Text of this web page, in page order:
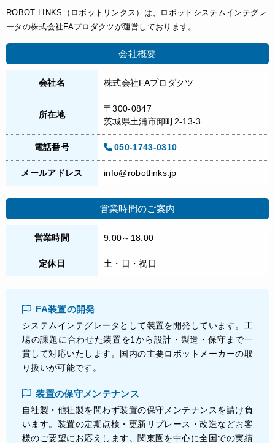
ROBOT LINKS（ロボットリンクス）は、ロボットシステムインテグレ
ータの株式会社FAプロダクツが運営しております。
会社概要
会社名 株式会社FAプロダクツ
所在地
〒300-0847
茨城県土浦市卸町2-13-3
電話番号 050-1743-0310
メールアドレス info@robotlinks.jp
営業時間のご案内
営業時間 9:00～18:00
定休日 土・日・祝日
FA装置の開発
システムインテグレータとして装置を開発しています。工
場の課題に合わせた装置を1から設計・製造・保守まで一
貫して対応いたします。国内の主要ロボットメーカーの取
り扱いが可能です。
装置の保守メンテナンス
自社製・他社製を問わず装置の保守メンテナンスを請け負
います。装置の定期点検・更新リプレース・改造などお客
様のご要望にお応えします。関東圏を中心に全国での実績